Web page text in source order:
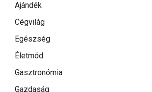
Ajándék
Cégvilág
Egészség
Életmód
Gasztronómia
Gazdaság